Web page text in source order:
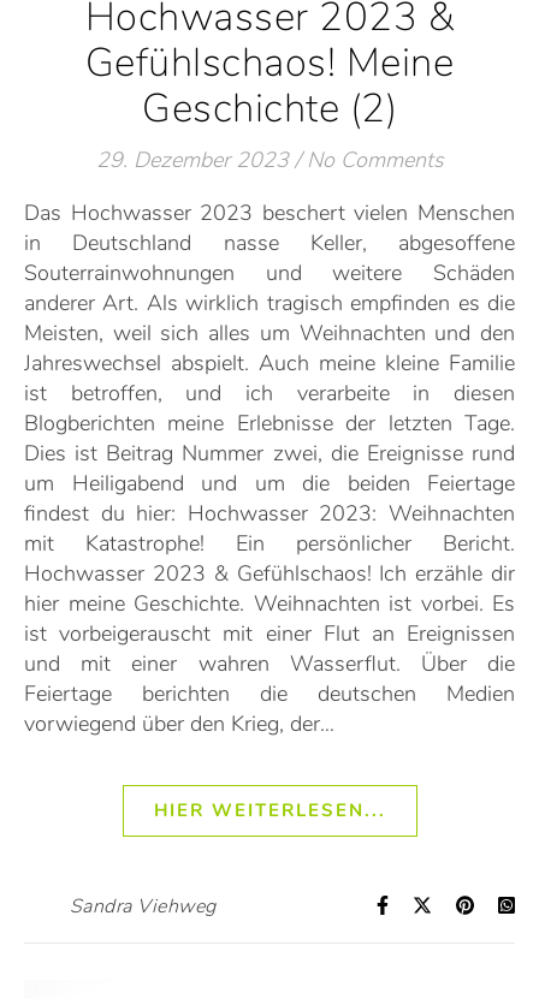
Hochwasser 2023 &
Gefühlschaos! Meine
Geschichte (2)
29. Dezember 2023 / No Comments
Das Hochwasser 2023 beschert vielen Menschen
in Deutschland nasse Keller, abgesoffene
Souterrainwohnungen und weitere Schäden
anderer Art. Als wirklich tragisch empfinden es die
Meisten, weil sich alles um Weihnachten und den
Jahreswechsel abspielt. Auch meine kleine Familie
ist betroffen, und ich verarbeite in diesen
Blogberichten meine Erlebnisse der letzten Tage.
Dies ist Beitrag Nummer zwei, die Ereignisse rund
um Heiligabend und um die beiden Feiertage
findest du hier: Hochwasser 2023: Weihnachten
mit Katastrophe! Ein persönlicher Bericht.
Hochwasser 2023 & Gefühlschaos! Ich erzähle dir
hier meine Geschichte. Weihnachten ist vorbei. Es
ist vorbeigerauscht mit einer Flut an Ereignissen
und mit einer wahren Wasserflut. Über die
Feiertage berichten die deutschen Medien
vorwiegend über den Krieg, der…
HIER WEITERLESEN...
Sandra Viehweg